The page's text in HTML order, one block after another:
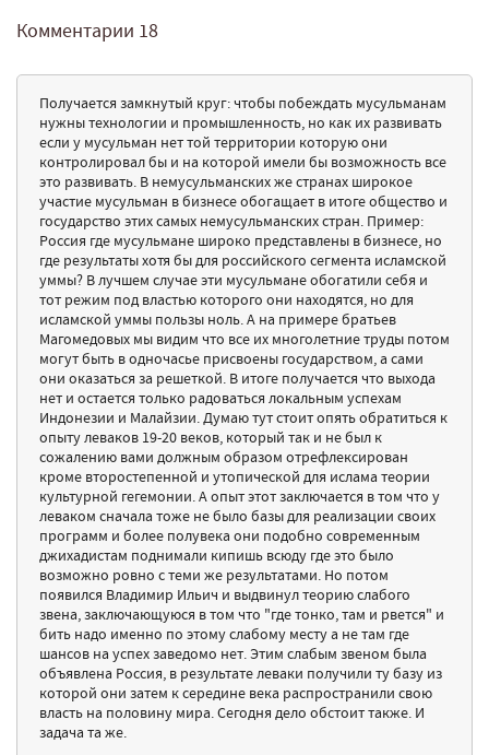
Комментарии 18
Получается замкнутый круг: чтобы побеждать мусульманам
нужны технологии и промышленность, но как их развивать
если у мусульман нет той территории которую они
контролировал бы и на которой имели бы возможность все
это развивать. В немусульманских же странах широкое
участие мусульман в бизнесе обогащает в итоге общество и
государство этих самых немусульманских стран. Пример:
Россия где мусульмане широко представлены в бизнесе, но
где результаты хотя бы для российского сегмента исламской
уммы? В лучшем случае эти мусульмане обогатили себя и
тот режим под властью которого они находятся, но для
исламской уммы пользы ноль. А на примере братьев
Магомедовых мы видим что все их многолетние труды потом
могут быть в одночасье присвоены государством, а сами
они оказаться за решеткой. В итоге получается что выхода
нет и остается только радоваться локальным успехам
Индонезии и Малайзии. Думаю тут стоит опять обратиться к
опыту леваков 19-20 веков, который так и не был к
сожалению вами должным образом отрефлексирован
кроме второстепенной и утопической для ислама теории
культурной гегемонии. А опыт этот заключается в том что у
леваком сначала тоже не было базы для реализации своих
программ и более полувека они подобно современным
джихадистам поднимали кипишь всюду где это было
возможно ровно с теми же результатами. Но потом
появился Владимир Ильич и выдвинул теорию слабого
звена, заключающуюся в том что "где тонко, там и рвется" и
бить надо именно по этому слабому месту а не там где
шансов на успех заведомо нет. Этим слабым звеном была
объявлена Россия, в результате леваки получили ту базу из
которой они затем к середине века распространили свою
власть на половину мира. Сегодня дело обстоит также. И
задача та же.